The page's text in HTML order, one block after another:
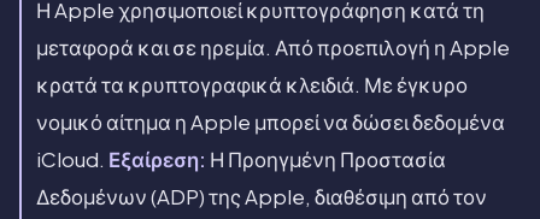
Η Apple χρησιμοποιεί κρυπτογράφηση κατά τη
μεταφορά και σε ηρεμία. Από προεπιλογή η Apple
κρατά τα κρυπτογραφικά κλειδιά. Με έγκυρο
νομικό αίτημα η Apple μπορεί να δώσει δεδομένα
iCloud. Εξαίρεση: Η Προηγμένη Προστασία
Δεδομένων (ADP) της Apple, διαθέσιμη από τον